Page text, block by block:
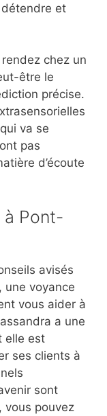
détendre et
chez un
être le
précise.
va se
pas
d’écoute
Pont-
avisés
une voyance
vous aider à
a une
elle est
ses clients à
sont
vous pouvez